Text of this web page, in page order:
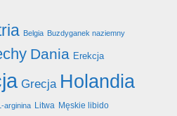
Belgia Buzdyganek naziemny
Dania Erekcja
Grecja Holandia
L-arginina Litwa Męskie libido